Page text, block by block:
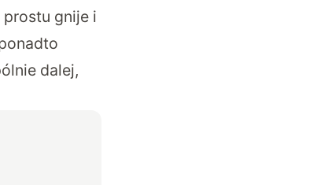
gnije i
dalej,